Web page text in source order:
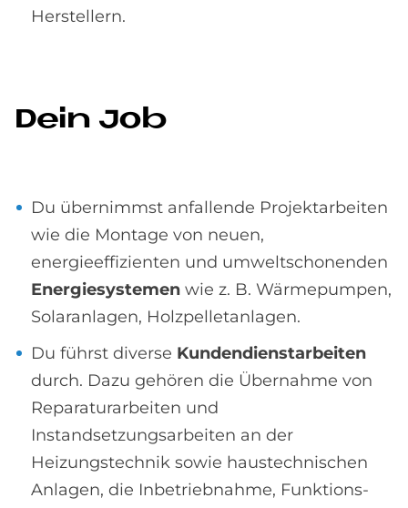
Herstellern.
Dein Job
Du übernimmst anfallende Projektarbeiten
wie die Montage von neuen,
energieeffizienten und umweltschonenden
Energiesystemen wie z. B. Wärmepumpen,
Solaranlagen, Holzpelletanlagen.
Du führst diverse Kundendienstarbeiten
durch. Dazu gehören die Übernahme von
Reparaturarbeiten und
Instandsetzungsarbeiten an der
Heizungstechnik sowie haustechnischen
Anlagen, die Inbetriebnahme, Funktions-